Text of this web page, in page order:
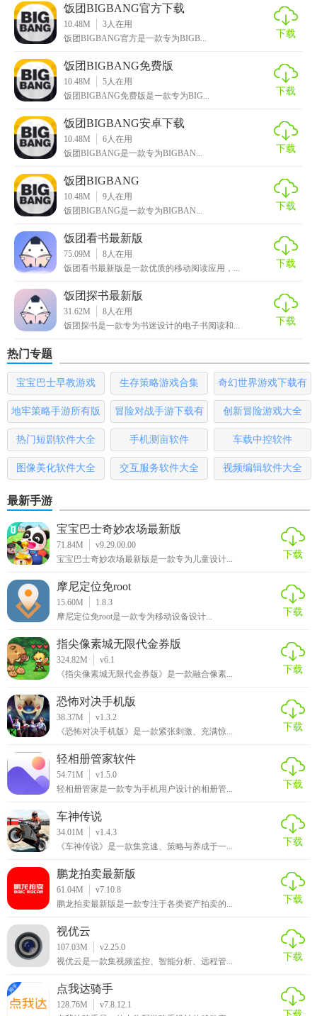
BIGBANG成员的个人主题。
2. 专属活动：不定期举办粉丝专属活动，如投票、抽奖等，
3. 高清图片库：收录大量BIGBANG高清图片，供用户下载和
分享。
4. 视频集锦：提供BIGBANG的官方视频和粉丝自制视频，丰
富用户的观看体验。
【饭团BIGBANG最新版玩法】
1. 浏览资讯：在应用内浏览BIGBANG的最新资讯，了解明星
动态。
2. 参与社区：在粉丝社区发表帖子，分享自己的追星经历或
心得，与其他粉丝互动。
3. 购买周边：在应用内的商城挑选并购买心仪的周边商品。
【饭团BIGBANG最新版点评】
饭团BIGBANG最新版是一款功能全面、设计精美的追星应
用。它不仅提供了丰富的资讯和互动社区，还具备便捷的购
物功能，满足了粉丝的多元化需求。应用界面简洁明了，操
作流畅，用户体验良好。无论是新粉还是老粉，都能在这里
找到属于自己的乐趣和归属感。
饭团BIGBANG官方下载
10.48M 3人在用
饭团BIGBANG官方是一款专为BIGB...
下载
饭团BIGBANG免费版
10.48M 5人在用
饭团BIGBANG免费版是一款专为BIG...
下载
饭团BIGBANG安卓下载
10.48M 6人在用
饭团BIGBANG是一款专为BIGBAN...
下载
饭团BIGBANG
10.48M 9人在用
饭团BIGBANG是一款专为BIGBAN...
下载
饭团看书最新版
75.09M 8人在用
饭团看书最新版是一款优质的移动阅读应用，...
下载
饭团探书最新版
31.62M 8人在用
饭团探书是一款专为书迷设计的电子书阅读和...
下载
热门专题
宝宝巴士早教游戏 生存策略游戏合集
奇幻世界游戏下载有
哪些
地牢策略手游所有版
本
冒险对战手游下载有
哪些
创新冒险游戏大全
热门短剧软件大全 手机测亩软件 车载中控软件
图像美化软件大全 交互服务软件大全 视频编辑软件大全
最新手游
宝宝巴士奇妙农场最新版
71.84M
v9.29.00.00
宝宝巴士奇妙农场最新版是一款专为儿童设计...
下载
摩尼定位免root
15.60M
1.8.3
摩尼定位免root是一款专为移动设备设计...
下载
指尖像素城无限代金券版
324.82M
v6.1
《指尖像素城无限代金券版》是一款融合像素...
下载
恐怖对决手机版
38.37M
v1.3.2
《恐怖对决手机版》是一款紧张刺激、充满惊...
下载
轻相册管家软件
54.71M
v1.5.0
轻相册管家是一款专为手机用户设计的相册管...
下载
车神传说
34.01M
v1.4.3
《车神传说》是一款集竞速、策略与养成于一...
下载
鹏龙拍卖最新版
61.04M
v7.10.8
鹏龙拍卖最新版是一款专注于各类资产拍卖的...
下载
视优云
107.03M
v2.25.0
视优云是一款集视频监控、智能分析、远程管...
下载
点我达骑手
128.76M
v7.8.12.1